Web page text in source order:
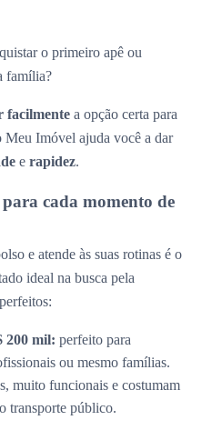
o primeiro apê ou
família?
facilmente a opção certa para
Meu Imóvel ajuda você a dar
e rapidez.
cada momento de
e atende às suas rotinas é o
ideal na busca pela
200 mil: perfeito para
ou mesmo famílias.
muito funcionais e costumam
transporte público.